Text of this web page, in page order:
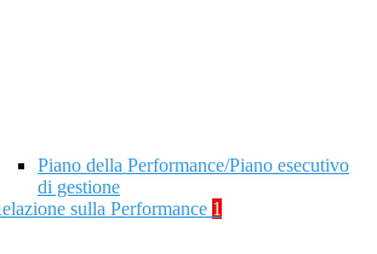
Piano della Performance/Piano esecutivo
di gestione
sulla Performance 1